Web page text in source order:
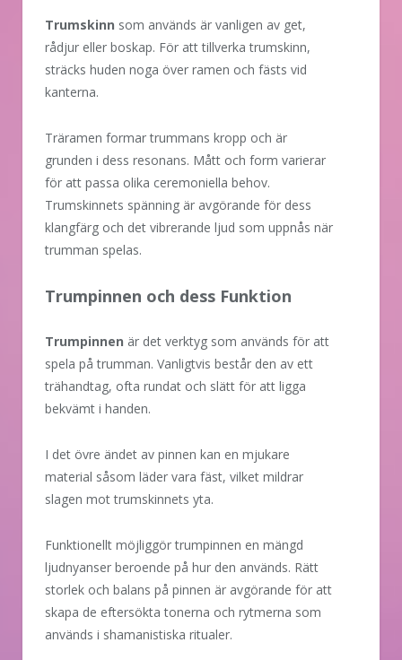
Trumskinn som används är vanligen av get,
rådjur eller boskap. För att tillverka trumskinn,
sträcks huden noga över ramen och fästs vid
kanterna.
Träramen formar trummans kropp och är
grunden i dess resonans. Mått och form varierar
för att passa olika ceremoniella behov.
Trumskinnets spänning är avgörande för dess
klangfärg och det vibrerande ljud som uppnås när
trumman spelas.
Trumpinnen och dess Funktion
Trumpinnen är det verktyg som används för att
spela på trumman. Vanligtvis består den av ett
trähandtag, ofta rundat och slätt för att ligga
bekvämt i handen.
I det övre ändet av pinnen kan en mjukare
material såsom läder vara fäst, vilket mildrar
slagen mot trumskinnets yta.
Funktionellt möjliggör trumpinnen en mängd
ljudnyanser beroende på hur den används. Rätt
storlek och balans på pinnen är avgörande för att
skapa de eftersökta tonerna och rytmerna som
används i shamanistiska ritualer.